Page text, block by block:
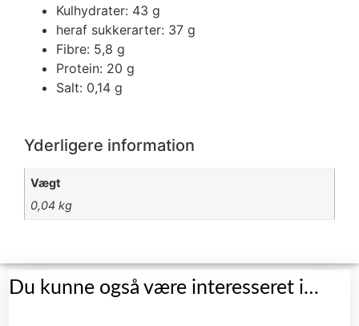
Kulhydrater: 43 g
heraf sukkerarter: 37 g
Fibre: 5,8 g
Protein: 20 g
Salt: 0,14 g
Yderligere information
Vægt
0,04 kg
Du kunne også være interesseret i…